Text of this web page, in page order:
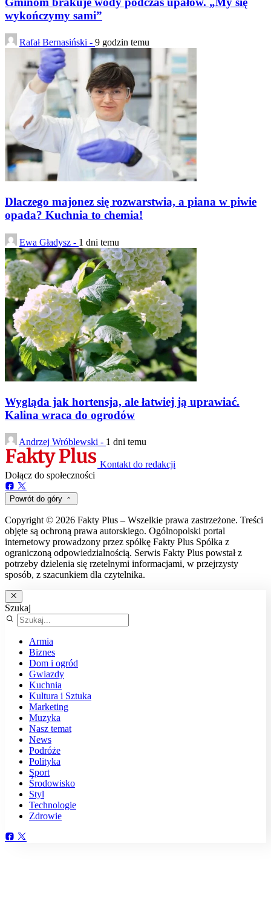
wykończymy sami”
Rafał Bernasiński - 9 godzin temu
Dlaczego majonez się rozwarstwia, a piana w piwie
opada? Kuchnia to chemia!
Ewa Gładysz - 1 dni temu
Wygląda jak hortensja, ale łatwiej ją uprawiać.
Kalina wraca do ogrodów
Andrzej Wróblewski - 1 dni temu
Kontakt do redakcji
Dołącz do społeczności
Powrót do góry
Copyright © 2026 Fakty Plus – Wszelkie prawa zastrzeżone. Treści
objęte są ochroną prawa autorskiego. Ogólnopolski portal
internetowy prowadzony przez spółkę Fakty Plus Spółka z
ograniczoną odpowiedzialnością. Serwis Fakty Plus powstał z
potrzeby dzielenia się rzetelnymi informacjami, w przejrzysty
sposób, z szacunkiem dla czytelnika.
Szukaj
Armia
Biznes
Dom i ogród
Gwiazdy
Kuchnia
Kultura i Sztuka
Marketing
Muzyka
Nasz temat
News
Podróże
Polityka
Sport
Środowisko
Styl
Technologie
Zdrowie